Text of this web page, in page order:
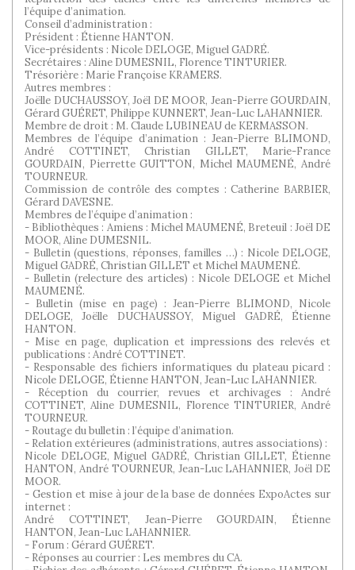
l’équipe d’animation.
Conseil d’administration :
Président : Étienne HANTON.
Vice-présidents : Nicole DELOGE, Miguel GADRÉ.
Secrétaires : Aline DUMESNIL, Florence TINTURIER.
Trésorière : Marie Françoise KRAMERS.
Autres membres :
Joëlle DUCHAUSSOY, Joël DE MOOR, Jean-Pierre GOURDAIN,
Gérard GUÉRET, Philippe KUNNERT, Jean-Luc LAHANNIER.
Membre de droit : M. Claude LUBINEAU de KERMASSON.
Membres de l’équipe d’animation : Jean-Pierre BLIMOND,
André COTTINET, Christian GILLET, Marie-France
GOURDAIN, Pierrette GUITTON, Michel MAUMENÉ, André
TOURNEUR.
Commission de contrôle des comptes : Catherine BARBIER,
Gérard DAVESNE.
Membres de l’équipe d’animation :
- Bibliothèques : Amiens : Michel MAUMENÉ, Breteuil : Joël DE
MOOR, Aline DUMESNIL.
- Bulletin (questions, réponses, familles …) : Nicole DELOGE,
Miguel GADRÉ, Christian GILLET et Michel MAUMENÉ.
- Bulletin (relecture des articles) : Nicole DELOGE et Michel
MAUMENÉ.
- Bulletin (mise en page) : Jean-Pierre BLIMOND, Nicole
DELOGE, Joëlle DUCHAUSSOY, Miguel GADRÉ, Étienne
HANTON.
- Mise en page, duplication et impressions des relevés et
publications : André COTTINET.
- Responsable des fichiers informatiques du plateau picard :
Nicole DELOGE, Étienne HANTON, Jean-Luc LAHANNIER.
- Réception du courrier, revues et archivages : André
COTTINET, Aline DUMESNIL, Florence TINTURIER, André
TOURNEUR.
- Routage du bulletin : l’équipe d’animation.
- Relation extérieures (administrations, autres associations) :
Nicole DELOGE, Miguel GADRÉ, Christian GILLET, Étienne
HANTON, André TOURNEUR, Jean-Luc LAHANNIER, Joël DE
MOOR.
- Gestion et mise à jour de la base de données ExpoActes sur
internet :
André COTTINET, Jean-Pierre GOURDAIN, Étienne
HANTON, Jean-Luc LAHANNIER.
- Forum : Gérard GUÉRET.
- Réponses au courrier : Les membres du CA.